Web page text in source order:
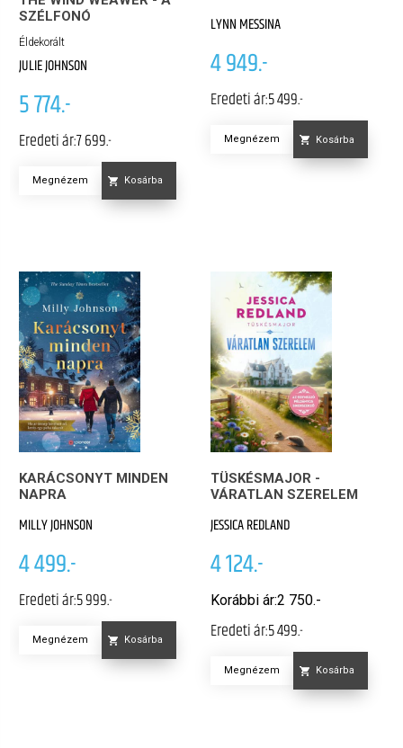
SZÉLFONÓ
Éldekorált
JULIE JOHNSON
5 774.-
Eredeti ár:7 699.-
Megnézem Kosárba
LYNN MESSINA
4 949.-
Eredeti ár:5 499.-
Megnézem Kosárba
KARÁCSONYT MINDEN
NAPRA
MILLY JOHNSON
4 499.-
Eredeti ár:5 999.-
Megnézem Kosárba
TÜSKÉSMAJOR -
VÁRATLAN SZERELEM
JESSICA REDLAND
4 124.-
Korábbi ár:2 750.-
Eredeti ár:5 499.-
Megnézem Kosárba